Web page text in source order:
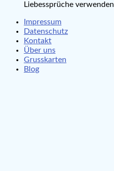
Liebessprüche verwenden
Impressum
Datenschutz
Kontakt
Über uns
Grusskarten
Blog